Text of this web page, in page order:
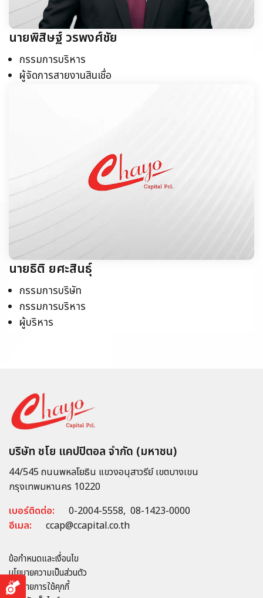
นายพิสิษฐ์ วรพงศ์ชัย
กรรมการบริหาร
ผู้จัดการสายงานสินเชื่อ
นายธิติ ยศะสินธุ์
กรรมการบริษัท
กรรมการบริหาร
ผู้บริหาร
บริษัท ชโย แคปปิตอล จำกัด (มหาชน)
44/545 ถนนพหลโยธิน แขวงอนุสาวรีย์ เขตบางเขน
กรุงเทพมหานคร 10220
เบอร์ติดต่อ:
0-2004-5558, 08-1423-0000
อีเมล:
ccap@ccapital.co.th
ข้อกำหนดและเงื่อนไข
นโยบายความเป็นส่วนตัว
นโยบายการใช้คุกกี้